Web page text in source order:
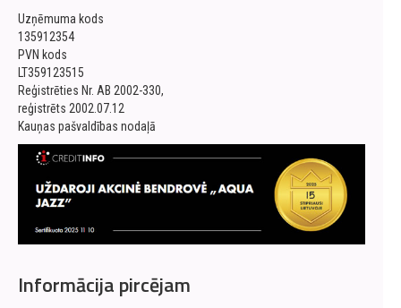
Uzņēmuma kods
135912354
PVN kods
LT359123515
Reģistrēties Nr. AB 2002-330,
reģistrēts 2002.07.12
Kauņas pašvaldības nodaļā
Informācija pircējam